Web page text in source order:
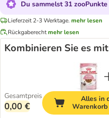
Du sammelst 31
Lieferzeit 2-3 Werktage. mehr lesen
Rückgaberechtmehr lesen
Kombinieren Sie es mit
Gesamtpreis
0,00 €
Alles in